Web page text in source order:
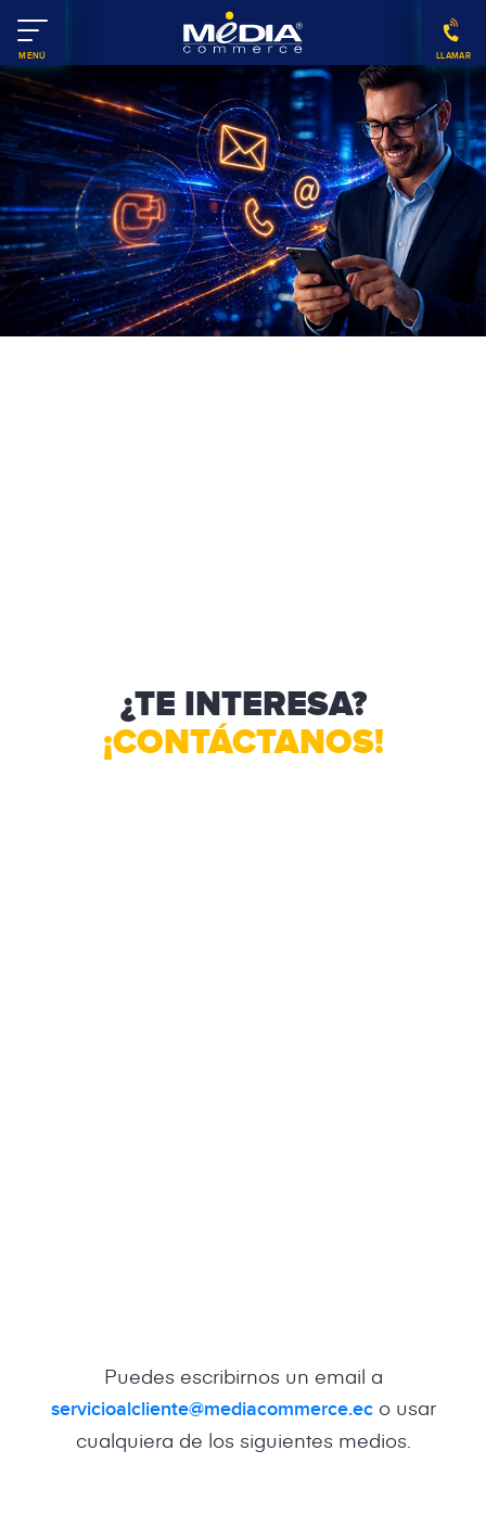
¿TE INTERESA?
¡CONTÁCTANOS!
Puedes escribirnos un email a
servicioalcliente@mediacommerce.eco usar
cualquiera de los siguientes medios.